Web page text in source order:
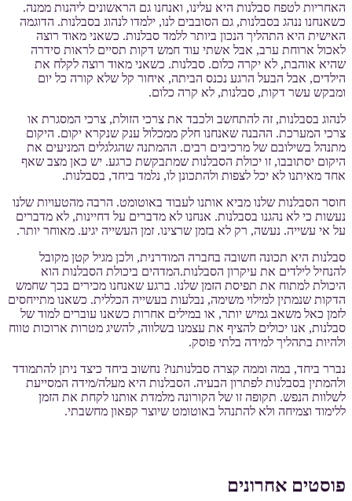
האחריות לטפח סבלנות היא עלינו, ואנחנו גם הראשונים ליהנות ממנה.
כשאנחנו ננהג בסבלנות, גם הסובבים לנו, ילמדו לנהוג בסבלנות. הדוגמה
האישית היא התהליך הנכון ביותר ללמד סבלנות. כשאני מאוד רוצה
לאכול ארוחת ערב, אבל אשתי עוד חמש דקות תסיים לראות סידרה
שהיא אוהבת, לא יקרה כלום. סבלנות. כשאני מאוד רוצה לקלח את
הילדים, אבל הבעל הרגע נכנס הביתה, איחור קל שלא קורה כל יום
ומבקש עשר דקות, סבלנות, לא קרה כלום.
לנהוג בסבלנות, זה להתחשב ולכבד את צרכי הזולת, צרכי המסגרת או
צרכי המערכת. ההבנה שאנחנו חלק ממכלול ענק שנקרא יקום. היקום
מתנהל בשילובם של מרכיבים רבים. ההמתנה שהגלגלים המניעים את
היקום יסתובבו, זו יכולת הסבלנות שמתבקשת כרגע. יש כאן מצב שאף
אחד מאיתנו לא יכל לצפות ולהתכונן לו, נלמד ביחד, בסבלנות.
חוסר הסבלנות שלנו מביא אותנו לעבוד באוטומט. הרבה מהטעויות שלנו
נעשות כי לא נהגנו בסבלנות. אנחנו לא מדברים על דחיינות, לא מדברים
על אי עשייה. נעשה, רק לא בזמן שרצינו. זמן העשייה יגיע. מאוחר יותר.
סבלנות היא תכונה חשובה בחברה המודרנית, ולכן מגיל קטן מקובל
להנחיל לילדים את עיקרון הסבלנות.המדהים ביכולת הסבלנות הוא
היכולת למתוח את תפיסת הזמן שלנו. ברגע שאנחנו מכירים בכך שחמש
הדקות שנמתין למילוי משימה, נבלעות בעשייה הכללית. כשאנו מתייחסים
לזמן כאל משאב גמיש יותר, או במילים אחרות כשאנו עוברים למוד של
סבלנות, אנו יכולים להציף את עצמנו בשלווה, להשיג מטרות ארוכות טווח
ולהיות בתהליך למידה בלתי פוסק.
נברר ביחד, במה וממה קצרה סבלנותנו? נחשוב ביחד כיצד ניתן להתמודד
ולהמתין בסבלנות לפתרון הבעיה. הסבלנות היא מעלה/מידה המסייעת
לשלוות הנפש. תקופה זו של הקורונה מלמדת אותנו לקחת את הזמן
ללימוד וצמיחה ולא להתנהל באוטומט שיוצר קפאון מחשבתי.
פוסטים אחרונים